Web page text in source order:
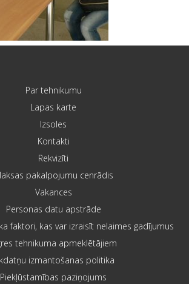
Par tehnikumu
Lapas karte
Izsoles
Kontakti
Rekvizīti
pakalpojumu cenrādis
Vakances
Personas datu apstrāde
faktori, kas var izraisīt nelaimes gadījumus
tehnikuma apmeklētājiem
izmantošanas politika
Piekļūstamības paziņojums